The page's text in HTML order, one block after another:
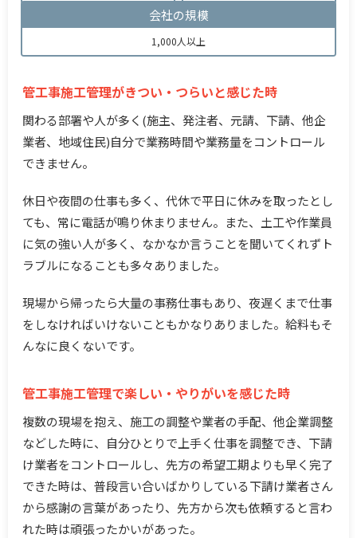
会社の規模
1,000人以上
管工事施工管理がきつい・つらいと感じた時
関わる部署や人が多く(施主、発注者、元請、下請、他企
業者、地域住民)自分で業務時間や業務量をコントロール
できません。
休日や夜間の仕事も多く、代休で平日に休みを取ったとし
ても、常に電話が鳴り休まりません。また、土工や作業員
に気の強い人が多く、なかなか言うことを聞いてくれずト
ラブルになることも多々ありました。
現場から帰ったら大量の事務仕事もあり、夜遅くまで仕事
をしなければいけないこともかなりありました。給料もそ
んなに良くないです。
管工事施工管理で楽しい・やりがいを感じた時
複数の現場を抱え、施工の調整や業者の手配、他企業調整
などした時に、自分ひとりで上手く仕事を調整でき、下請
け業者をコントロールし、先方の希望工期よりも早く完了
できた時は、普段言い合いばかりしている下請け業者さん
から感謝の言葉があったり、先方から次も依頼すると言わ
れた時は頑張ったかいがあった。